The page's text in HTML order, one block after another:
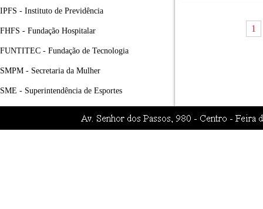
IPFS - Instituto de Previdência
FHFS - Fundação Hospitalar
FUNTITEC - Fundação de Tecnologia
SMPM - Secretaria da Mulher
SME - Superintendência de Esportes
1